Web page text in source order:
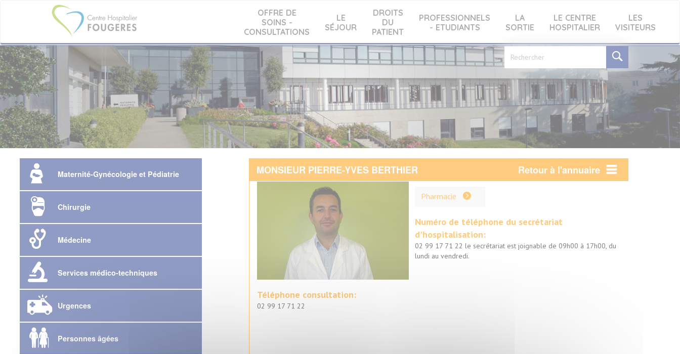
OFFRE DE
SOINS -
CONSULTATIONS
LE
SÉJOUR
DROITS
DU
PATIENT
PROFESSIONNELS
- ETUDIANTS
LA
SORTIE
LE CENTRE
HOSPITALIER
LES
VISITEURS
Formulaire
de
recherche
MONSIEUR PIERRE-YVES BERTHIER Retour à l'annuaire
Pharmacie
Numéro de téléphone du secrétariat
d'hospitalisation:
02 99 17 71 22 le secrétariat est joignable de 09h00 à 17h00, du
lundi au vendredi.
Téléphone consultation:
02 99 17 71 22
Maternité-Gynécologie et Pédiatrie
Chirurgie
Médecine
Services médico-techniques
Urgences
Personnes âgées